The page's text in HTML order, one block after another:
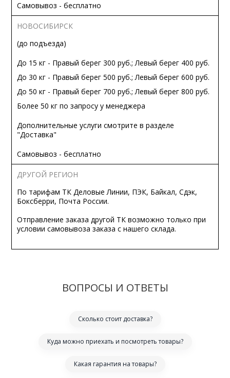
Самовывоз - бесплатно
НОВОСИБИРСК
(до подъезда)
До 15 кг - Правый берег 300 руб.; Левый берег 400 руб.
До 30 кг - Правый берег 500 руб.; Левый берег 600 руб.
До 50 кг - Правый берег 700 руб.; Левый берег 800 руб.
Более 50 кг по запросу у менеджера
Дополнительные услуги смотрите в разделе
"Доставка"
Самовывоз - бесплатно
ДРУГОЙ РЕГИОН
По тарифам ТК Деловые Линии, ПЭК, Байкал, Сдэк,
Боксберри, Почта России.
Отправление заказа другой ТК возможно только при
условии самовывоза заказа с нашего склада.
ВОПРОСЫ И ОТВЕТЫ
Сколько стоит доставка?
Куда можно приехать и посмотреть товары?
Какая гарантия на товары?